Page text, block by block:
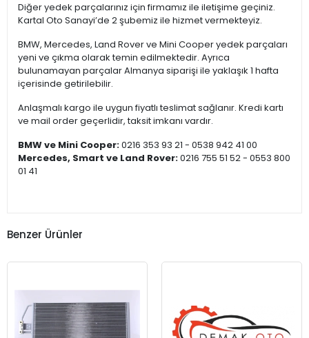
Diğer yedek parçalarınız için firmamız ile iletişime geçiniz.
Kartal Oto Sanayi’de 2 şubemiz ile hizmet vermekteyiz.
BMW, Mercedes, Land Rover ve Mini Cooper yedek parçaları
yeni ve çıkma olarak temin edilmektedir. Ayrıca
bulunamayan parçalar Almanya siparişi ile yaklaşık 1 hafta
içerisinde getirilebilir.
Anlaşmalı kargo ile uygun fiyatlı teslimat sağlanır. Kredi kartı
ve mail order geçerlidir, taksit imkanı vardır.
BMW ve Mini Cooper:0216 353 93 21 - 0538 942 41 00
Mercedes, Smart ve Land Rover:0216 755 51 52 - 0553 800
01 41
Benzer Ürünler